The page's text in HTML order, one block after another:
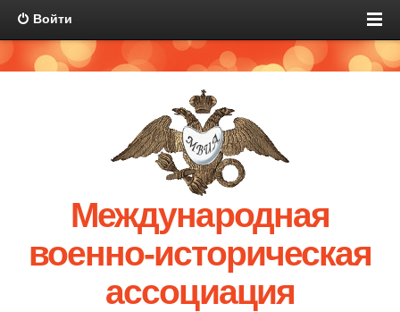
Войти
Международная
военно-историческая
ассоциация